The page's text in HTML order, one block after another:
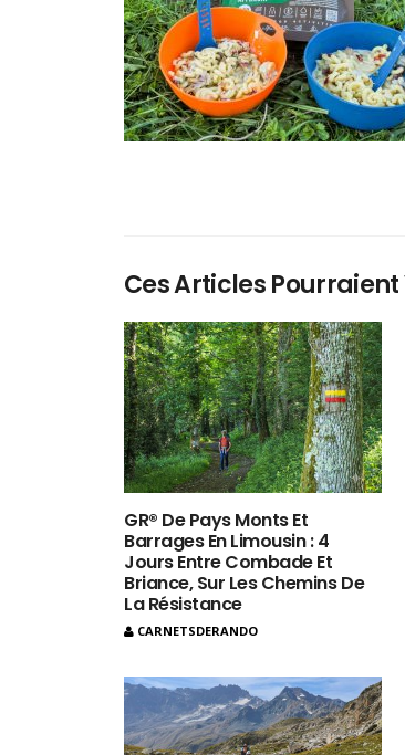
Ces Articles
GR® De Pays Monts Et
Barrages En Limousin : 4
Jours Entre Combade Et
Briance, Sur Les Chemins De
La Résistance
CARNETSDERANDO